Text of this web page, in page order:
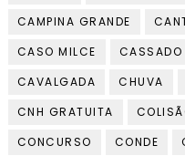
CAMPINA GRANDE
CASO MILCE
CASSADO
CAVALGADA
CHUVA
CNH GRATUITA
CONCURSO
CONDE